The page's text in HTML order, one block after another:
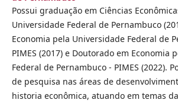
Possui graduação em Ciências
Universidade Federal de Pernambuco
Economia pela Universidade Federal de
PIMES (2017) e Doutorado em Economia
Federal de Pernambuco - PIMES (2022).
de pesquisa nas áreas de
historia econômica, atuando em temas